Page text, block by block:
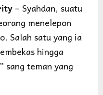
– Syahdan, suatu
menelepon
Salah satu yang ia
hingga
sang teman yang